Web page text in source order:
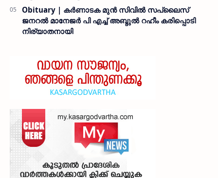
Obituary | കർണാടക മുൻ സിവില്‍ സപ്ലൈസ്
ജനറൽ മാനേജർ പി എച്ച് അബ്ദുൽ റഹീം കരിപ്പൊടി
നിര്യാതനായി